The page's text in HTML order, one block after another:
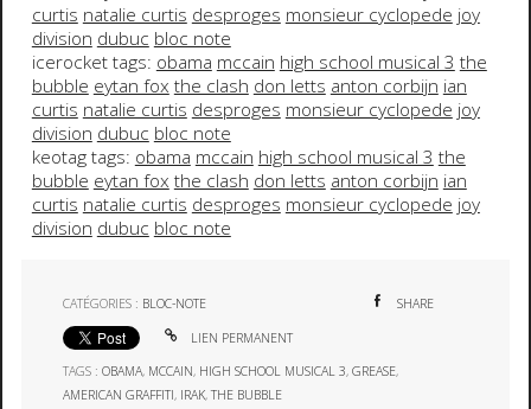
curtis natalie curtis desproges monsieur cyclopede joy
division dubuc bloc note
icerocket tags: obama mccain high school musical 3 the
bubble eytan fox the clash don letts anton corbijn ian
curtis natalie curtis desproges monsieur cyclopede joy
division dubuc bloc note
keotag tags: obama mccain high school musical 3 the
bubble eytan fox the clash don letts anton corbijn ian
curtis natalie curtis desproges monsieur cyclopede joy
division dubuc bloc note
CATÉGORIES : BLOC-NOTE SHARE
LIEN PERMANENT
TAGS :OBAMA, MCCAIN, HIGH SCHOOL MUSICAL 3,GREASE,
AMERICAN GRAFFITI, IRAK,THE BUBBLE